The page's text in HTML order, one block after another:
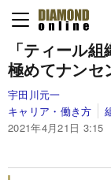
「ティール組
極めてナンセ
宇田川元一
キャリア・働き方
2021年4月21日 3:15